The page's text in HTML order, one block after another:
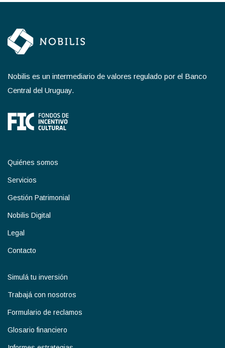
Nobilis es un intermediario de valores regulado por el Banco
Central del Uruguay.
Quiénes somos
Servicios
Gestión Patrimonial
Nobilis Digital
Legal
Contacto
Simulá tu inversión
Trabajá con nosotros
Formulario de reclamos
Glosario financiero